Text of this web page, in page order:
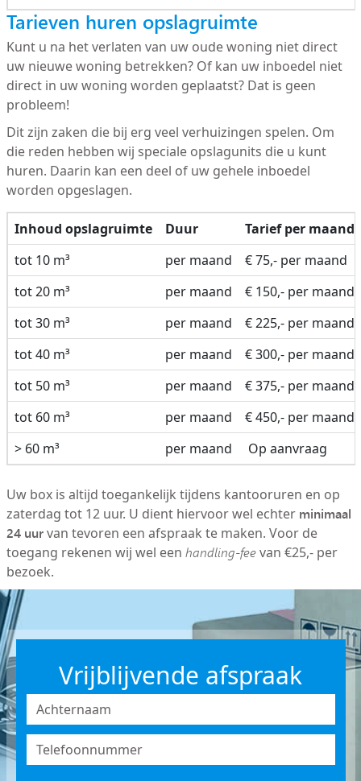
Tarieven huren opslagruimte
Kunt u na het verlaten van uw oude woning niet direct
uw nieuwe woning betrekken? Of kan uw inboedel niet
direct in uw woning worden geplaatst? Dat is geen
probleem!
Dit zijn zaken die bij erg veel verhuizingen spelen. Om
die reden hebben wij speciale opslagunits die u kunt
huren. Daarin kan een deel of uw gehele inboedel
worden opgeslagen.
Inhoud opslagruimte Duur
Tarief per maand
tot 10 m³
per maand
€ 75,- per maand
tot 20 m³
per maand
€ 150,- per maand
tot 30 m³
per maand
€ 225,- per maand
tot 40 m³
per maand
€ 300,- per maand
tot 50 m³
per maand
€ 375,- per maand
tot 60 m³
per maand
€ 450,- per maand
> 60 m³
per maand Op aanvraag
Uw box is altijd toegankelijk tijdens kantooruren en op
zaterdag tot 12 uur. U dient hiervoor wel echter minimaal
24 uurvan tevoren een afspraak te maken. Voor de
toegang rekenen wij wel een handling-feevan €25,- per
bezoek.
Vrijblijvende afspraak